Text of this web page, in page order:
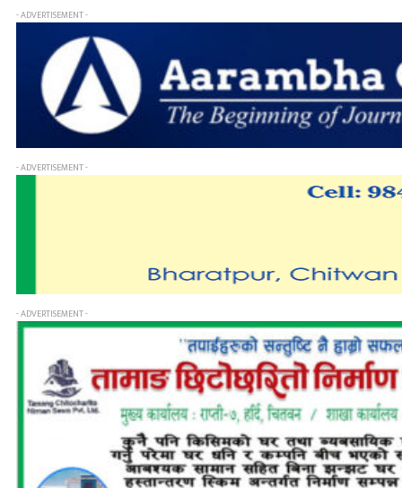
- ADVERTISEMENT -
- ADVERTISEMENT -
- ADVERTISEMENT -